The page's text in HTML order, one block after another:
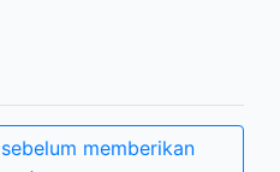
memberikan